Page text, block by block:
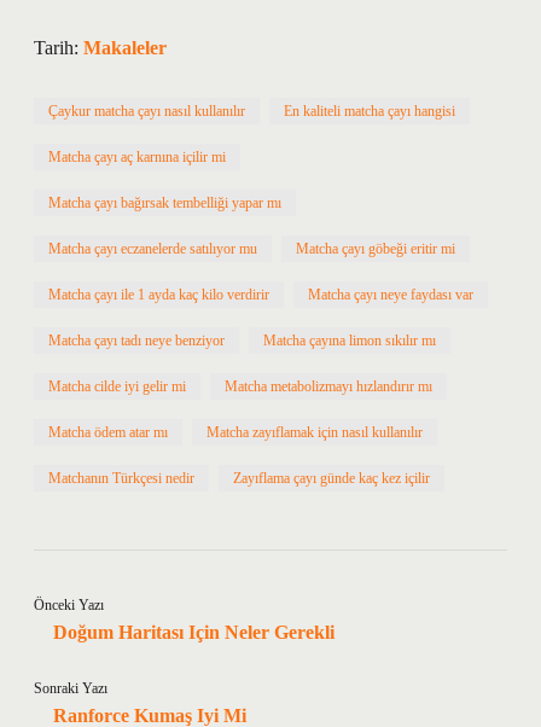
Tarih: Makaleler
Çaykur matcha çayı nasıl kullanılır En kaliteli matcha çayı hangisi
Matcha çayı aç karnına içilir mi
Matcha çayı bağırsak tembelliği yapar mı
Matcha çayı eczanelerde satılıyor mu Matcha çayı göbeği eritir mi
Matcha çayı ile 1 ayda kaç kilo verdirir Matcha çayı neye faydası var
Matcha çayı tadı neye benziyor Matcha çayına limon sıkılır mı
Matcha cilde iyi gelir mi Matcha metabolizmayı hızlandırır mı
Matcha ödem atar mı Matcha zayıflamak için nasıl kullanılır
Matchanın Türkçesi nedir Zayıflama çayı günde kaç kez içilir
Önceki Yazı
Doğum Haritası Için Neler Gerekli
Sonraki Yazı
Ranforce Kumaş Iyi Mi